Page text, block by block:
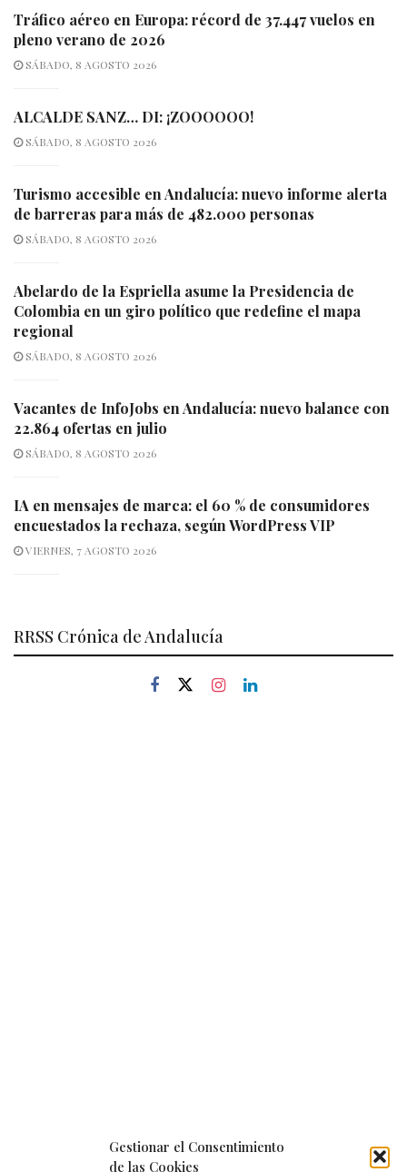
Gestionar el Consentimiento
de las Cookies
Tráfico aéreo en Europa: récord de 37.447 vuelos en
pleno verano de 2026
SÁBADO, 8 AGOSTO 2026
ALCALDE SANZ… DI: ¡ZOOOOOO!
SÁBADO, 8 AGOSTO 2026
Turismo accesible en Andalucía: nuevo informe alerta
de barreras para más de 482.000 personas
SÁBADO, 8 AGOSTO 2026
Abelardo de la Espriella asume la Presidencia de
Colombia en un giro político que redefine el mapa
regional
SÁBADO, 8 AGOSTO 2026
Vacantes de InfoJobs en Andalucía: nuevo balance con
22.864 ofertas en julio
SÁBADO, 8 AGOSTO 2026
IA en mensajes de marca: el 60 % de consumidores
encuestados la rechaza, según WordPress VIP
VIERNES, 7 AGOSTO 2026
RRSS Crónica de Andalucía